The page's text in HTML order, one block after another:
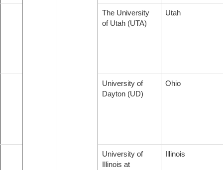
The University
of Utah (UTA)
Utah
University of
Dayton (UD)
Ohio
University of
Illinois at
Illinois